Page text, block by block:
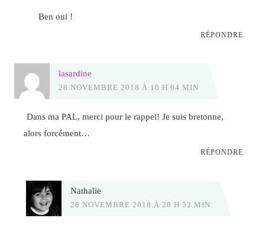
Ben oui !
RÉPONDRE
lasardine
28 NOVEMBRE 2018 À 10 H 04 MIN
Dans ma PAL, merci pour le rappel! Je suis bretonne,
alors forcément…
RÉPONDRE
Nathalie
28 NOVEMBRE 2018 À 20 H 52 MIN